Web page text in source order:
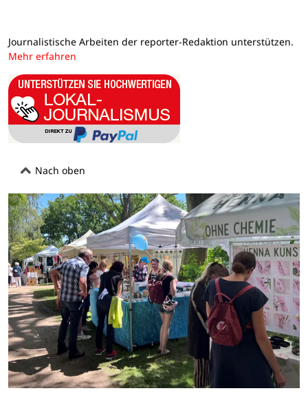
Journalistische Arbeiten der reporter-Redaktion unterstützen.
Mehr erfahren
Nach oben